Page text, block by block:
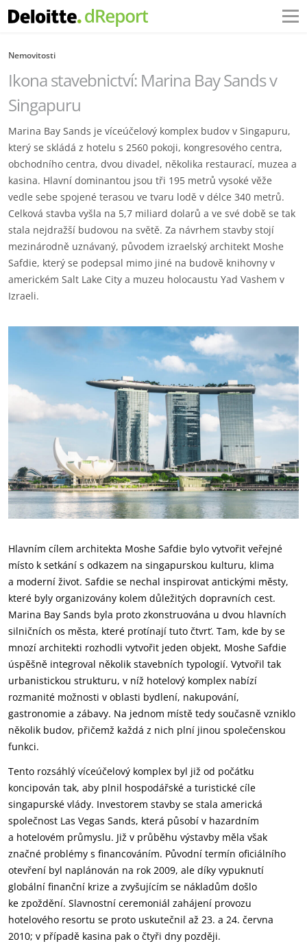
Nemovitosti
Ikona stavebnictví: Marina Bay Sands v
Singapuru
Marina Bay Sands je víceúčelový komplex budov v Singapuru,
který se skládá z hotelu s 2560 pokoji, kongresového centra,
obchodního centra, dvou divadel, několika restaurací, muzea a
kasina. Hlavní dominantou jsou tři 195 metrů vysoké věže
vedle sebe spojené terasou ve tvaru lodě v délce 340 metrů.
Celková stavba vyšla na 5,7 miliard dolarů a ve své době se tak
stala nejdražší budovou na světě. Za návrhem stavby stojí
mezinárodně uznávaný, původem izraelský architekt Moshe
Safdie, který se podepsal mimo jiné na budově knihovny v
americkém Salt Lake City a muzeu holocaustu Yad Vashem v
Izraeli.
Hlavním cílem architekta Moshe Safdie bylo vytvořit veřejné
místo k setkání s odkazem na singapurskou kulturu, klima
a moderní život. Safdie se nechal inspirovat antickými městy,
které byly organizovány kolem důležitých dopravních cest.
Marina Bay Sands byla proto zkonstruována u dvou hlavních
silničních os města, které protínají tuto čtvrť. Tam, kde by se
mnozí architekti rozhodli vytvořit jeden objekt, Moshe Safdie
úspěšně integroval několik stavebních typologií. Vytvořil tak
urbanistickou strukturu, v níž hotelový komplex nabízí
rozmanité možnosti v oblasti bydlení, nakupování,
gastronomie a zábavy. Na jednom místě tedy současně vzniklo
několik budov, přičemž každá z nich plní jinou společenskou
funkci.
Tento rozsáhlý víceúčelový komplex byl již od počátku
koncipován tak, aby plnil hospodářské a turistické cíle
singapurské vlády. Investorem stavby se stala americká
společnost Las Vegas Sands, která působí v hazardním
a hotelovém průmyslu. Již v průběhu výstavby měla však
značné problémy s financováním. Původní termín oficiálního
otevření byl naplánován na rok 2009, ale díky vypuknutí
globální finanční krize a zvyšujícím se nákladům došlo
ke zpoždění. Slavnostní ceremoniál zahájení provozu
hotelového resortu se proto uskutečnil až 23. a 24. června
2010; v případě kasina pak o čtyři dny později.